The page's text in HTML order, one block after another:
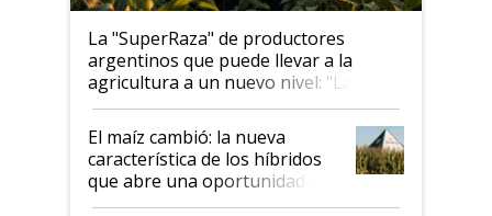
La "SuperRaza" de productores
argentinos que puede llevar a la
agricultura a un nuevo nivel: "Las
posibilidades de crecimiento son
infinitas"
El maíz cambió: la nueva
característica de los híbridos
que abre una oportunidad en
el lote